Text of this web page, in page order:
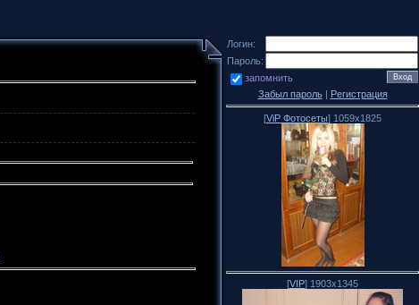
Логин:
Пароль:
запомнить
Забыл пароль| Регистрация
[ViP Фотосеты] 1059x1825
[VIP] 1903x1345